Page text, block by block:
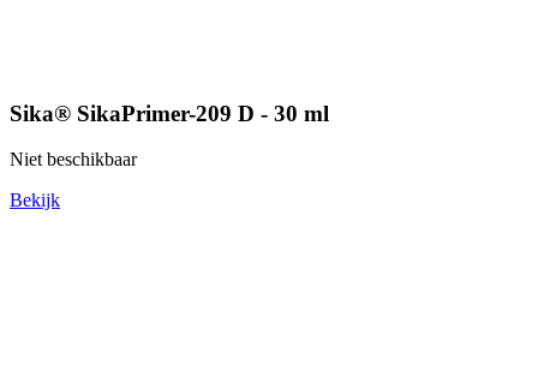
Sika® SikaPrimer-209 D - 30 ml
Niet beschikbaar
Bekijk